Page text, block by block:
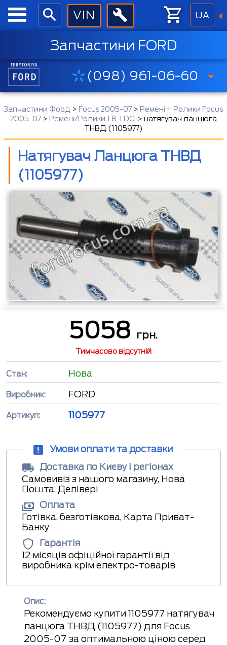
UA
Запчастини FORD
(098) 961-06-60
Запчастини Форд > Focus 2005-07 > Ремені + Ролики Focus
2005-07> Ремені/Ролики 1.8 TDCi > натягувач ланцюга
ТНВД (1105977)
Натягувач Ланцюга ТНВД
(1105977)
5058 грн.
Тимчасово відсутній
Стан: Нова
Виробник: FORD
Артикул: 1105977
Умови оплати та доставки
Доставка по Києву і регіонах
Самовивіз з нашого магазину, Нова
Пошта, Делівері
Оплата
Готівка, безготівкова, Карта Приват-
Банку
Гарантія
12 місяців офіційної гарантії від
виробника крім електро-товарів
Опис:
Рекомендуємо купити 1105977 натягувач
ланцюга ТНВД (1105977) для Focus
2005-07 за оптимальною ціною серед